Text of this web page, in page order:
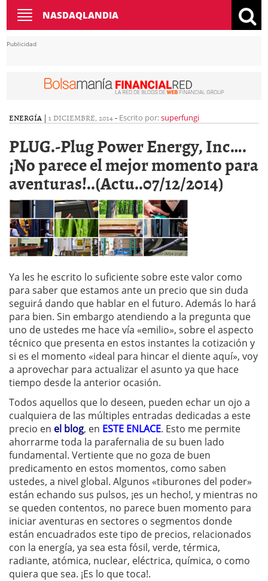
Toggle
navigation
NASDAQLANDIA
Publicidad
ENERGÍA | 1 DICIEMBRE, 2014- Escrito por:superfungi
PLUG.-Plug Power Energy, Inc….
¡No parece el mejor momento para
aventuras!..(Actu..07/12/2014)
Ya les he escrito lo suficiente sobre este valor como
para saber que estamos ante un precio que sin duda
seguirá dando que hablar en el futuro. Además lo hará
para bien. Sin embargo atendiendo a la pregunta que
uno de ustedes me hace vía «emilio», sobre el aspecto
técnico que presenta en estos instantes la cotización y
si es el momento «ideal para hincar el diente aquí», voy
a aprovechar para actualizar el asunto ya que hace
tiempo desde la anterior ocasión.
Todos aquellos que lo deseen, pueden echar un ojo a
cualquiera de las múltiples entradas dedicadas a este
precio en el blog, en ESTE ENLACE. Esto me permite
ahorrarme toda la parafernalia de su buen lado
fundamental. Vertiente que no goza de buen
predicamento en estos momentos, como saben
ustedes, a nivel global. Algunos «tiburones del poder»
están echando sus pulsos, ¡es un hecho!, y mientras no
se queden contentos, no parece buen momento para
iniciar aventuras en sectores o segmentos donde
están encuadrados este tipo de precios, relacionados
con la energía, ya sea esta fósil, verde, térmica,
radiante, atómica, nuclear, eléctrica, química, o como
quiera que sea. ¡Es lo que toca!.